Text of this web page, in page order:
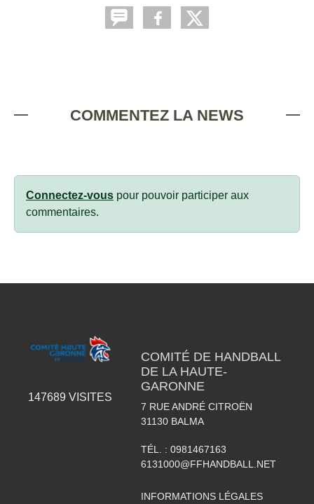
COMMENTEZ LA NEWS
Connectez-vous pour pouvoir participer aux
commentaires.
147689 VISITES
COMITÉ DE HANDBALL
DE LA HAUTE-
GARONNE
7 RUE ANDRÉ CITROËN
31130 BALMA
TÉL. : 0981467163
6131000@FFHANDBALL.NET
INFORMATIONS LÉGALES